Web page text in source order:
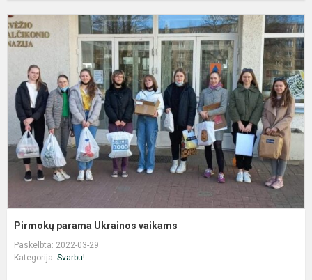
Pirmokų parama Ukrainos vaikams
Paskelbta: 2022-03-29
Kategorija: Svarbu!